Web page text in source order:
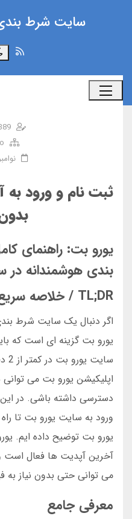
سایت شرط بندی
جستجو
نوامبر 30, 2025
ثبت نام و ورود
یورو بت: راهنمای
بندی هوشمندانه در سال
TL;DR / خلاصه سریع
اگر دنبال یک سایت شرط
یورو بت گزینه ای است که
اپلیکیشن یورو بت می
دسترسی داشته باشی. در این
ورود به سایت یورو بت تا
یورو بت توضیح داده ایم.
آخرین آپدیت ها فعال است و
می توانی حتی بدون نیاز به
معرفی جامع